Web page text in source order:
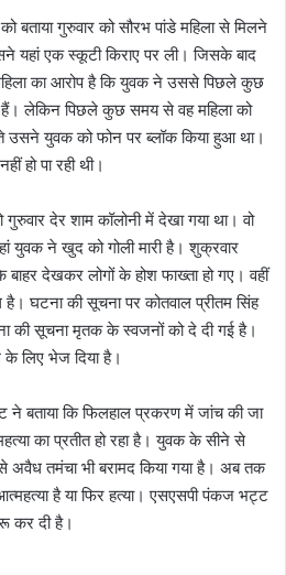
बताया गुरुवार को सौरभ पांडे महिला से मिलने
यहां एक स्कूटी किराए पर ली। जिसके बाद
का आरोप है कि युवक ने उससे पिछले कुछ
हैं। लेकिन पिछले कुछ समय से वह महिला को
युवक को फोन पर ब्लॉक किया हुआ था।
हो पा रही थी।
देर शाम कॉलोनी में देखा गया था। वो
युवक ने खुद को गोली मारी है। शुक्रवार
देखकर लोगों के होश फाख्ता हो गए। वहीं
घटना की सूचना पर कोतवाल प्रीतम सिंह
की सूचना मृतक के स्वजनों को दे दी गई है।
के लिए भेज दिया है।
बताया कि फिलहाल प्रकरण में जांच की जा
का प्रतीत हो रहा है। युवक के सीने से
अवैध तमंचा भी बरामद किया गया है। अब तक
है या फिर हत्या। एसएसपी पंकज भट्ट
कर दी है।